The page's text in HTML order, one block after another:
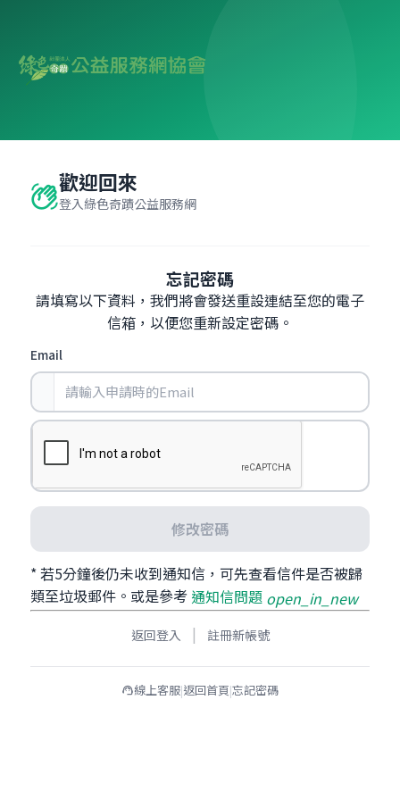
waving_hand
歡迎回來
登入綠色奇蹟公益服務網
忘記密碼
請填寫以下資料，我們將會發送重設連結至您的電子
信箱，以便您重新設定密碼。
Email
修改密碼
* 若5分鐘後仍未收到通知信，可先查看信件是否被歸
類至垃圾郵件。或是參考 通知信問題 open_in_new
返回登入 | 註冊新帳號
support_agent線上客服|返回首頁|忘記密碼